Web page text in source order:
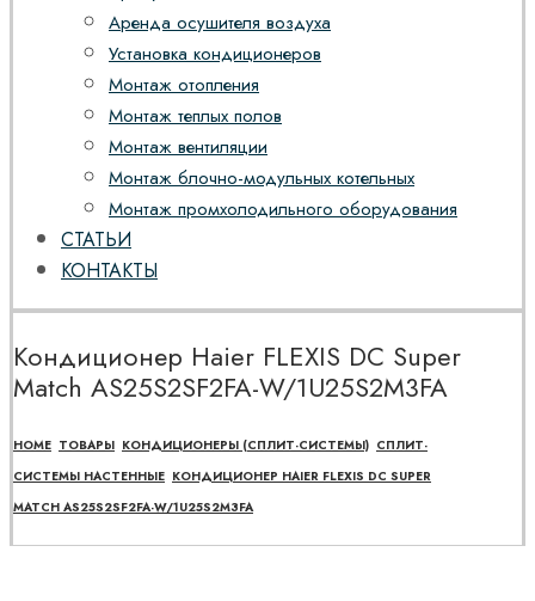
Аренда осушителя воздуха
Установка кондиционеров
Монтаж отопления
Монтаж теплых полов
Монтаж вентиляции
Монтаж блочно-модульных котельных
Монтаж промхолодильного оборудования
СТАТЬИ
КОНТАКТЫ
Кондиционер Haier FLEXIS DC Super
Match AS25S2SF2FA-W/1U25S2M3FA
HOME ТОВАРЫ КОНДИЦИОНЕРЫ (СПЛИТ-СИСТЕМЫ) СПЛИТ-
СИСТЕМЫ НАСТЕННЫЕ КОНДИЦИОНЕР HAIER FLEXIS DC SUPER
MATCH AS25S2SF2FA-W/1U25S2M3FA